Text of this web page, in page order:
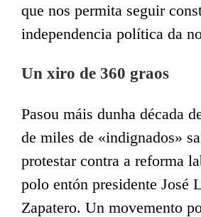
que nos permita seguir
independencia política da
Un xiro de 360 graos
Pasou máis dunha década
de miles de «indignados»
protestar contra a reforma
polo entón presidente José
Zapatero. Un movemento